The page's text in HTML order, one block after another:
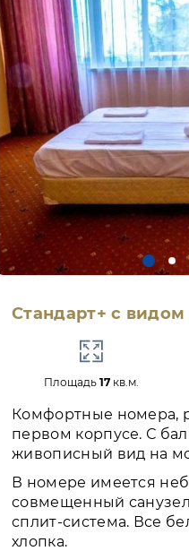
Стандарт+ с видом
Площадь 17кв.м.
Комфортные номера,
первом корпусе. С
живописный вид на
В номере имеется
совмещенный
сплит-система. Все
хлопка.